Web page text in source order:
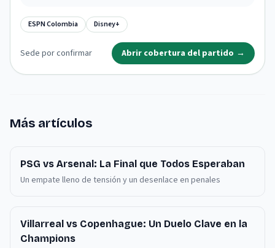
ESPN Colombia Disney+
Sede por confirmar Abrir cobertura del partido →
Más artículos
PSG vs Arsenal: La Final que Todos Esperaban
Un empate lleno de tensión y un desenlace en penales
Villarreal vs Copenhague: Un Duelo Clave en la
Champions